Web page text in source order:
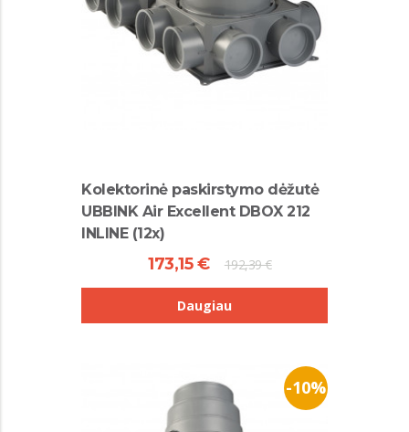
Kolektorinė paskirstymo dėžutė
UBBINK Air Excellent DBOX 212
INLINE (12x)
173,15 € 192,39 €
Daugiau
-10%